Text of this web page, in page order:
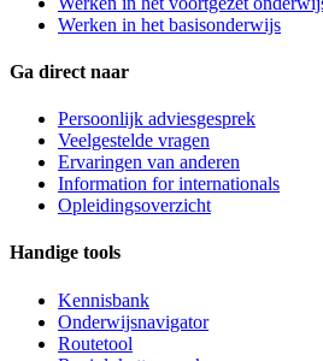
Werken in het basisonderwijs
Ga direct naar
Persoonlijk adviesgesprek
Veelgestelde vragen
Ervaringen van anderen
Information for internationals
Opleidingsoverzicht
Handige tools
Kennisbank
Onderwijsnavigator
Routetool